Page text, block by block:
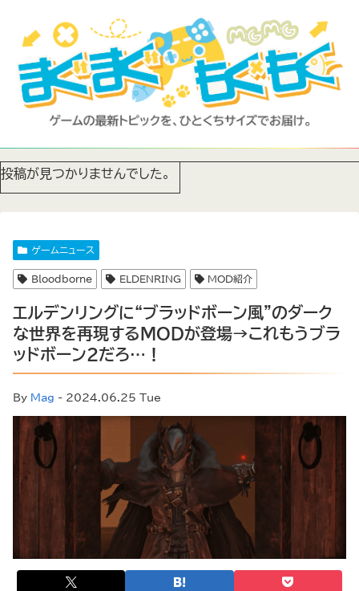
投稿が見つかりませんでした。
ゲームニュース
Bloodborne ELDENRING MOD紹介
エルデンリングに“ブラッドボーン風”のダーク
な世界を再現するMODが登場→これもうブラ
ッドボーン2だろ…！
By Mag - 2024.06.25 Tue